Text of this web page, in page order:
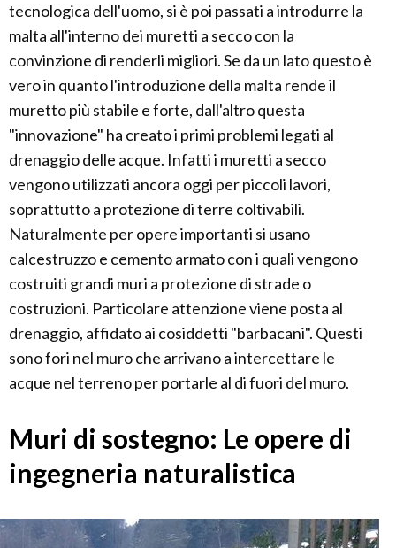
tecnologica dell'uomo, si è poi passati a introdurre la
malta all'interno dei muretti a secco con la
convinzione di renderli migliori. Se da un lato questo è
vero in quanto l'introduzione della malta rende il
muretto più stabile e forte, dall'altro questa
"innovazione" ha creato i primi problemi legati al
drenaggio delle acque. Infatti i muretti a secco
vengono utilizzati ancora oggi per piccoli lavori,
soprattutto a protezione di terre coltivabili.
Naturalmente per opere importanti si usano
calcestruzzo e cemento armato con i quali vengono
costruiti grandi muri a protezione di strade o
costruzioni. Particolare attenzione viene posta al
drenaggio, affidato ai cosiddetti "barbacani". Questi
sono fori nel muro che arrivano a intercettare le
acque nel terreno per portarle al di fuori del muro.
Muri di sostegno: Le opere di
ingegneria naturalistica